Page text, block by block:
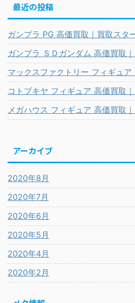
最近の投稿
ガンプラ PG 高価買取｜買取スタ
ガンプラ ＳＤガンダム 高価買取
マックスファクトリー フィギュ
コトブキヤ フィギュア 高価買取
メガハウス フィギュア 高価買取
アーカイブ
2020年8月
2020年7月
2020年6月
2020年5月
2020年4月
2020年2月